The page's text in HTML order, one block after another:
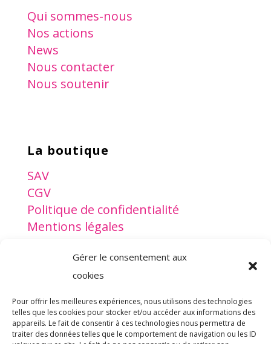
Gérer le consentement aux
cookies
Pour offrir les meilleures expériences, nous utilisons des technologies
telles que les cookies pour stocker et/ou accéder aux informations des
appareils. Le fait de consentir à ces technologies nous permettra de
traiter des données telles que le comportement de navigation ou les ID
Qui sommes-nous
Nos actions
News
Nous contacter
Nous soutenir
La boutique
SAV
CGV
Politique de confidentialité
Mentions légales
www.lesptitsdoudous.org